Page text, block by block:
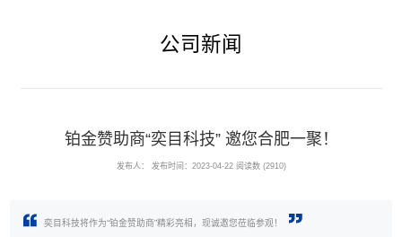
公司新闻
铂金赞助商“奕目科技” 邀您合肥一聚！
发布人： 发布时间：2023-04-22 阅读数 (2910)
奕目科技将作为“铂金赞助商”精彩亮相，现诚邀您莅临参观！